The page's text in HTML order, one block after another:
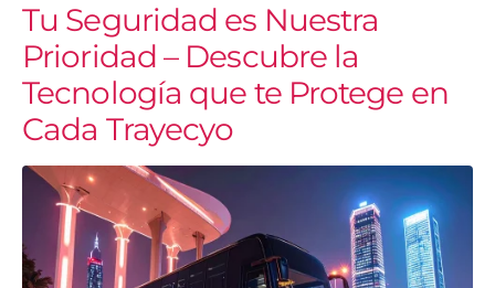
Tu Seguridad es Nuestra
Prioridad – Descubre la
Tecnología que te Protege en
Cada Trayecyo